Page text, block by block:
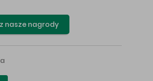
nasze nagrody